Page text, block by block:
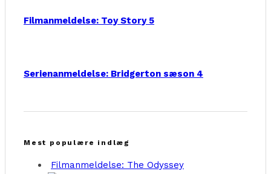
Filmanmeldelse: Toy Story 5
Serienanmeldelse: Bridgerton sæson 4
Mest populære indlæg
Filmanmeldelse: The Odyssey